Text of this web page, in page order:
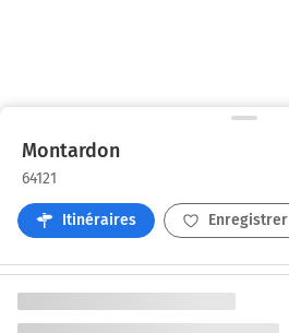
Montardon
64121
Itinéraires Enregistrer